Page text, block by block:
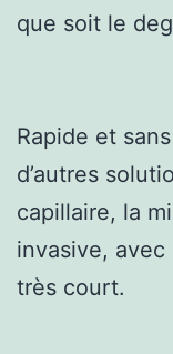
que soit le
Rapide et
d’autres
capillaire, la
invasive,
très court.